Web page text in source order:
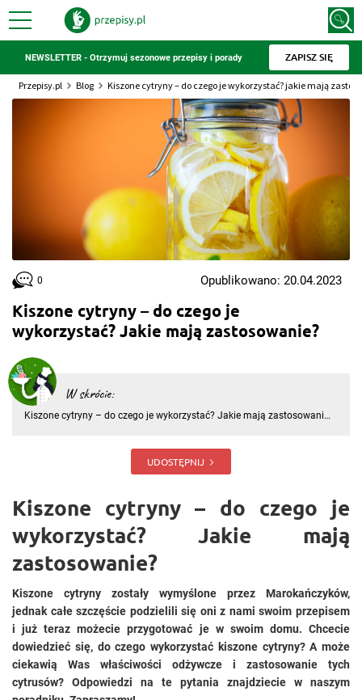
NEWSLETTER - Otrzymuj sezonowe przepisy i porady ZAPISZ SIĘ
Przepisy.pl Blog Kiszone cytryny – do czego je wykorzystać? jakie mają
Kiszone cytryny – do czego je
wykorzystać? Jakie mają zastosowanie?
W skrócie:
Kiszone cytryny – do czego je wykorzystać? Jakie mają zastosowanie?
przygotować je w swoim domu. Chcecie dowiedzieć
UDOSTĘPNIJ
0 Opublikowano: 20.04.2023
Kiszone cytryny – do czego je
wykorzystać? Jakie mają
zastosowanie?
Kiszone cytryny zostały wymyślone przez Marokańczyków,
jednak całe szczęście podzielili się oni z nami swoim przepisem
i już teraz możecie przygotować je w swoim domu. Chcecie
dowiedzieć się, do czego wykorzystać kiszone cytryny? A może
ciekawią Was właściwości odżywcze i zastosowanie tych
cytrusów? Odpowiedzi na te pytania znajdziecie w naszym